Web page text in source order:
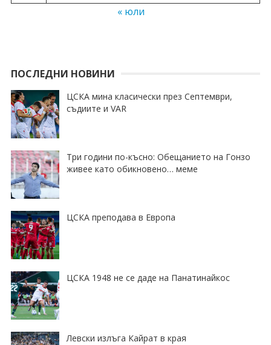
« юли
ПОСЛЕДНИ НОВИНИ
ЦСКА мина класически през Септември,
съдиите и VAR
Три години по-късно: Обещанието на Гонзо
живее като обикновено… меме
ЦСКА преподава в Европа
ЦСКА 1948 не се даде на Панатинайкос
Левски излъга Кайрат в края